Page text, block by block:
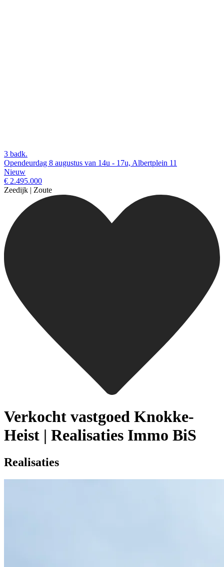
3 badk.
Opendeurdag 8 augustus van 14u - 17u, Albertplein 11
Nieuw
€ 2.495.000
Zeedijk | Zoute
Verkocht vastgoed Knokke-
Heist | Realisaties Immo BiS
Realisaties